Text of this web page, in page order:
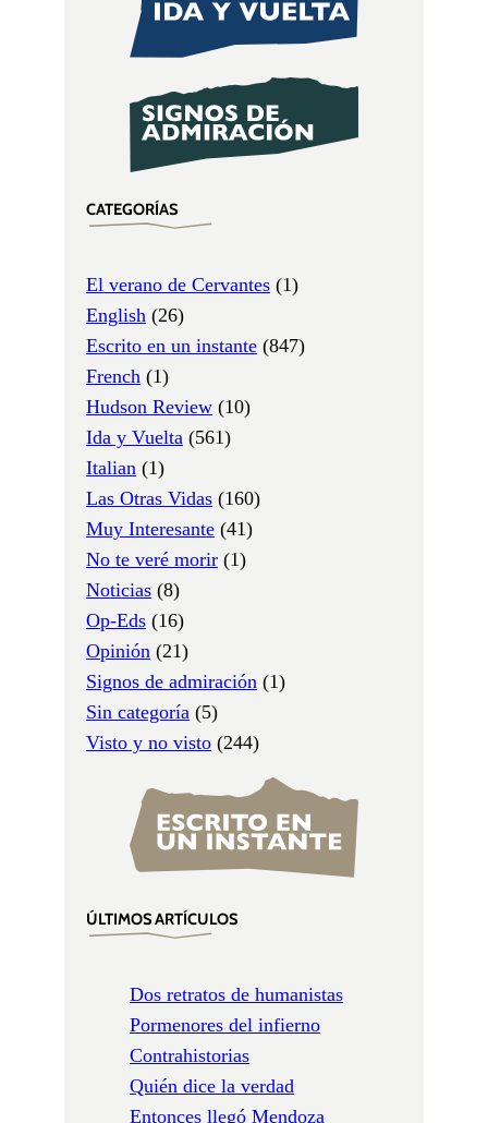
CATEGORÍAS
El verano de Cervantes (1)
English (26)
Escrito en un instante (847)
French (1)
Hudson Review (10)
Ida y Vuelta (561)
Italian (1)
Las Otras Vidas (160)
Muy Interesante (41)
No te veré morir (1)
Noticias (8)
Op-Eds (16)
Opinión (21)
Signos de admiración (1)
Sin categoría (5)
Visto y no visto (244)
ÚLTIMOS ARTÍCULOS
Dos retratos de humanistas
Pormenores del infierno
Contrahistorias
Quién dice la verdad
Entonces llegó Mendoza